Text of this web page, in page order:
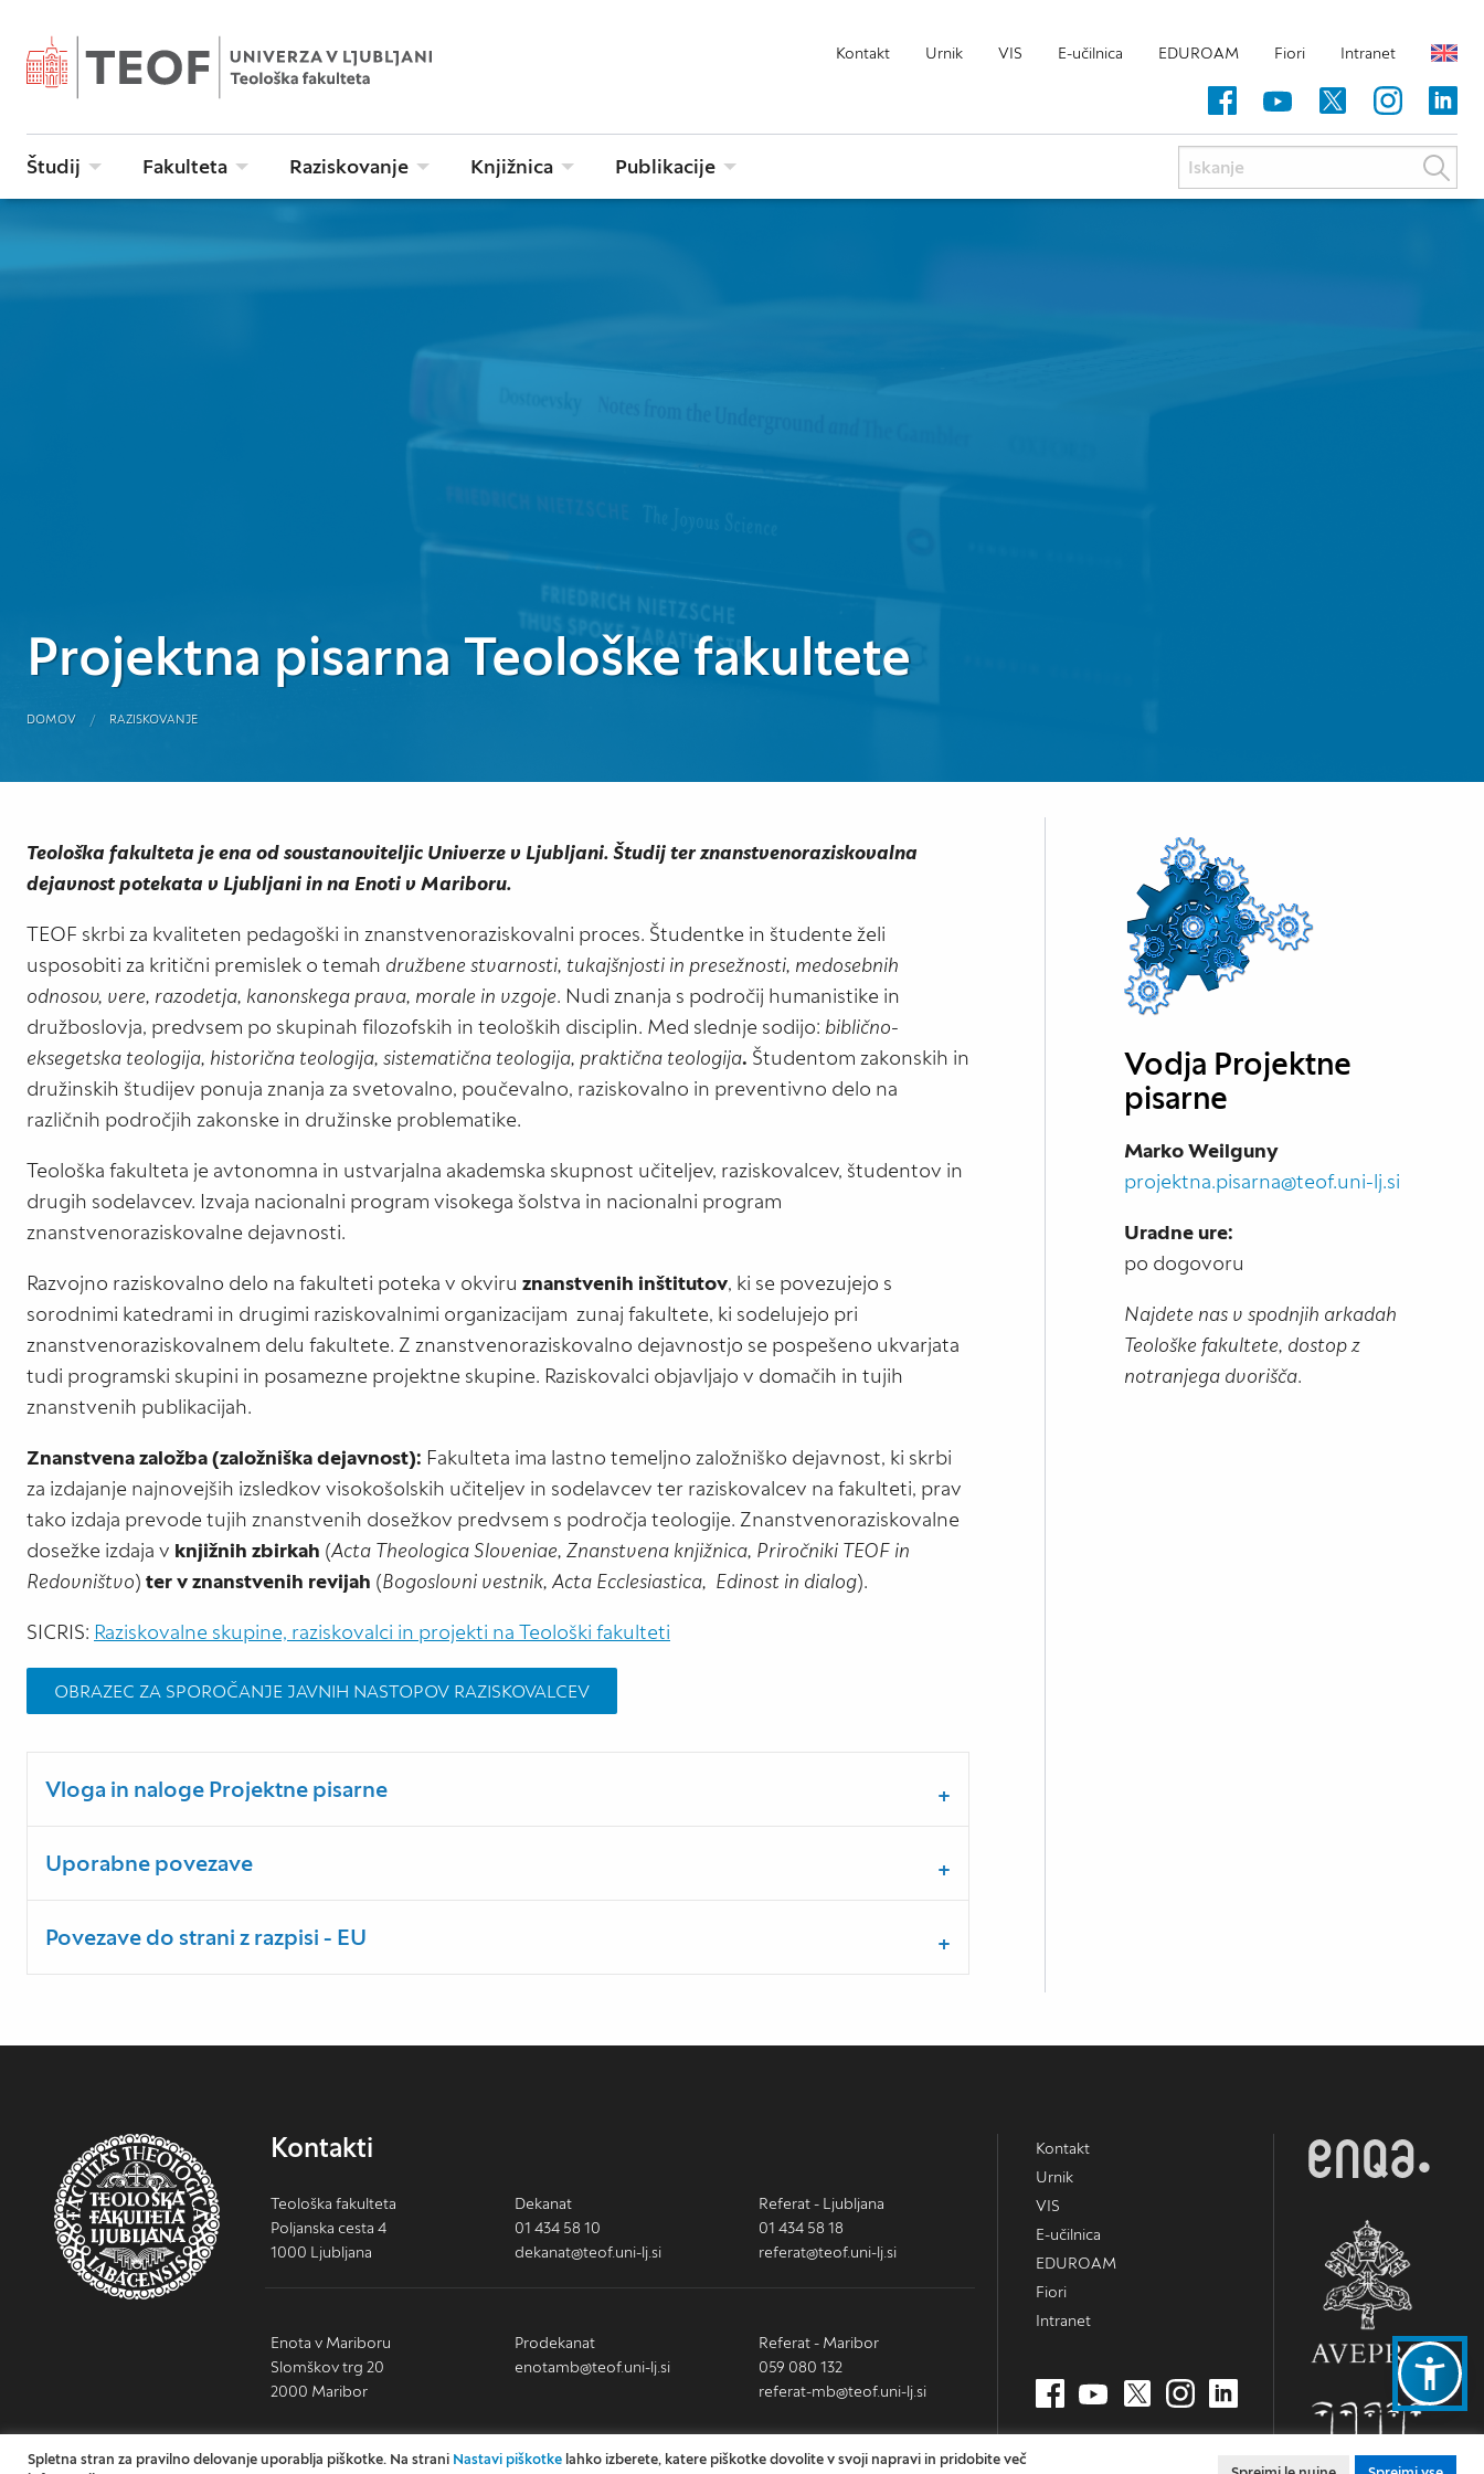
Kontakt Urnik VIS E-učilnica EDUROAM Fiori Intranet
Študij Fakulteta Raziskovanje Knjižnica Publikacije
Projektna pisarna Teološke fakultete
DOMOV RAZISKOVANJE
Teološka fakulteta je ena od soustanoviteljic Univerze v Ljubljani. Študij ter znanstvenoraziskovalna
dejavnost potekata v Ljubljani in na Enoti v Mariboru.
TEOF skrbi za kvaliteten pedagoški in znanstvenoraziskovalni proces. Študentke in študente želi
usposobiti za kritični premislek o temah družbene stvarnosti, tukajšnjosti in presežnosti, medosebnih
odnosov, vere, razodetja, kanonskega prava, morale in vzgoje. Nudi znanja s področij humanistike in
družboslovja, predvsem po skupinah filozofskih in teoloških disciplin. Med slednje sodijo: biblično-
eksegetska teologija, historična teologija, sistematična teologija, praktična teologija. Študentom zakonskih in
družinskih študijev ponuja znanja za svetovalno, poučevalno, raziskovalno in preventivno delo na
različnih področjih zakonske in družinske problematike.
Teološka fakulteta je avtonomna in ustvarjalna akademska skupnost učiteljev, raziskovalcev, študentov in
drugih sodelavcev. Izvaja nacionalni program visokega šolstva in nacionalni program
znanstvenoraziskovalne dejavnosti.
Razvojno raziskovalno delo na fakulteti poteka v okviru znanstvenih inštitutov, ki se povezujejo s
sorodnimi katedrami in drugimi raziskovalnimi organizacijam zunaj fakultete, ki sodelujejo pri
znanstvenoraziskovalnem delu fakultete. Z znanstvenoraziskovalno dejavnostjo se pospešeno ukvarjata
tudi programski skupini in posamezne projektne skupine. Raziskovalci objavljajo v domačih in tujih
znanstvenih publikacijah.
Znanstvena založba (založniška dejavnost): Fakulteta ima lastno temeljno založniško dejavnost, ki skrbi
za izdajanje najnovejših izsledkov visokošolskih učiteljev in sodelavcev ter raziskovalcev na fakulteti, prav
tako izdaja prevode tujih znanstvenih dosežkov predvsem s področja teologije. Znanstvenoraziskovalne
dosežke izdaja v knjižnih zbirkah (Acta Theologica Sloveniae, Znanstvena knjižnica, Priročniki TEOF in
Redovništvo) terv znanstvenih revijah (Bogoslovni vestnik, Acta Ecclesiastica, Edinost in dialog).
SICRIS: Raziskovalne skupine, raziskovalci in projekti na Teološki fakulteti
OBRAZEC ZA SPOROČANJE JAVNIH NASTOPOV RAZISKOVALCEV
Vloga in naloge Projektne pisarne
Uporabne povezave
Povezave do strani z razpisi - EU
Vodja Projektne
pisarne
Marko Weilguny
projektna.pisarna@teof.uni-lj.si
Uradne ure:
po dogovoru
Najdete nas v spodnjih arkadah
Teološke fakultete, dostop z
notranjega dvorišča.
Kontakti
Teološka fakulteta
Poljanska cesta 4
1000 Ljubljana
Dekanat
01 434 58 10
dekanat@teof.uni-lj.si
Referat - Ljubljana
01 434 58 18
referat@teof.uni-lj.si
Enota v Mariboru
Slomškov trg 20
2000 Maribor
Prodekanat
enotamb@teof.uni-lj.si
Referat - Maribor
059 080 132
referat-mb@teof.uni-lj.si
Kontakt
Urnik
VIS
E-učilnica
EDUROAM
Fiori
Intranet
Spletna stran za pravilno delovanje uporablja piškotke. Na strani Nastavi piškotke lahko izberete, katere piškotke dovolite v svoji napravi in pridobite več